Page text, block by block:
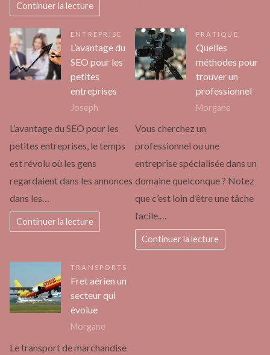
Continuer la lecture
ENTREPRISE
L’avantage du
SEO pour les
petites
entreprises
Joseph
L’avantage du SEO pour les
petites entreprises, le temps
est révolu où les gens
regardaient dans les annonces
dans les…
Continuer la lecture
PRATIQUE
Quelles
méthodes pour
trouver un
professionnel
Morgane
Vous cherchez un
professionnel ou une
entreprise spécialisée dans un
domaine quelconque ? Notez
que c’est loin d’être une tâche
facile.…
Continuer la lecture
TRANSPORTS
Fret aérien un
secteur qui
évolue
Morgane
Le transport de marchandise